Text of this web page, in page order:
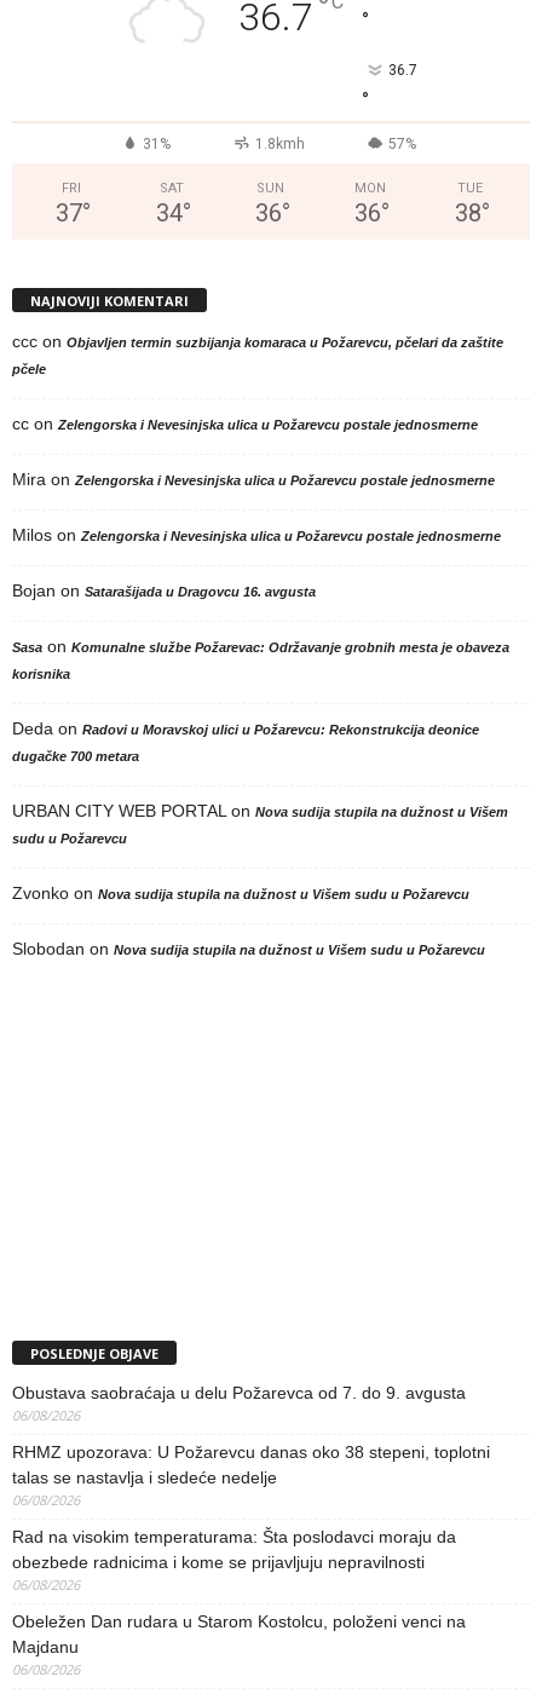
36.7 °
36.7
°
31% 1.8kmh 57%
FRI
37°
SAT
34°
SUN
36°
MON
36°
TUE
38°
NAJNOVIJI KOMENTARI
ccc on Objavljen termin suzbijanja komaraca u Požarevcu, pčelari da zaštite
pčele
cc onZelengorska i Nevesinjska ulica u Požarevcu postale jednosmerne
Mira onZelengorska i Nevesinjska ulica u Požarevcu postale jednosmerne
Milos onZelengorska i Nevesinjska ulica u Požarevcu postale jednosmerne
Bojan on Satarašijada u Dragovcu 16. avgusta
Sasa on Komunalne službe Požarevac: Održavanje grobnih mesta je obaveza
korisnika
Deda on Radovi u Moravskoj ulici u Požarevcu: Rekonstrukcija deonice
dugačke 700 metara
URBAN CITY WEB PORTALon Nova sudija stupila na dužnost u Višem
sudu u Požarevcu
Zvonko on Nova sudija stupila na dužnost u Višem sudu u Požarevcu
Slobodan on Nova sudija stupila na dužnost u Višem sudu u Požarevcu
POSLEDNJE OBJAVE
Obustava saobraćaja u delu Požarevca od 7. do 9. avgusta
06/08/2026
RHMZ upozorava: U Požarevcu danas oko 38 stepeni, toplotni
talas se nastavlja i sledeće nedelje
06/08/2026
Rad na visokim temperaturama: Šta poslodavci moraju da
obezbede radnicima i kome se prijavljuju nepravilnosti
06/08/2026
Obeležen Dan rudara u Starom Kostolcu, položeni venci na
Majdanu
06/08/2026